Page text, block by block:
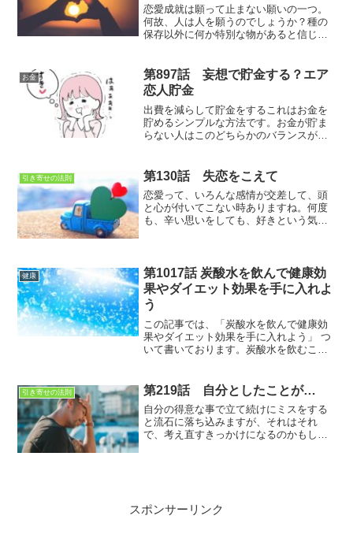
恋愛成就は願って止まない願いの一つ。
何故、人は人を願うのでしょうか？種の
保存以外に何か特別な物があると信じた
お金
第897話 妄想で貯金する？エア
恋人貯金
出費を減らして貯金をするこれはお金を
貯めるシンプルな方法です。お金が貯ま
らない人はこのどちらかのバランスが崩
引き寄せの法則 第130話 失恋をこえて
恋愛って、いろんな感情が交差して、頭
と心が付いてこない時ありますね。何度
も、辛い思いをしても、好きという気持
健康
第1017話 炭酸水を飲んで健康効
果やダイエット効果を手に入れよ
う
この記事では、「炭酸水を飲んで健康効
果やダイエット効果を手に入れよう」 つ
いて書いております。炭酸水を飲むこと
どの加えられたジュースではないので、
コーラやジンジャーエールは除きます‼
引き寄せの法則 第219話 自分としたことが…
自分の得意な事で立て続けにミスをする
と流石に落ち込みますが、それはそれ
で、考え直すきっかけになるのかもしれ
スポンサーリンク